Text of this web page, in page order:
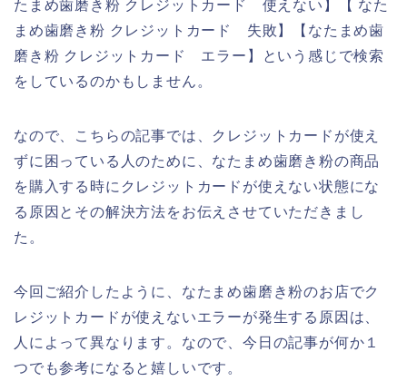
たまめ歯磨き粉 クレジットカード 使えない】【 なた
まめ歯磨き粉 クレジットカード 失敗】【なたまめ歯
磨き粉 クレジットカード エラー】という感じで検索
をしているのかもしません。
なので、こちらの記事では、クレジットカードが使え
ずに困っている人のために、なたまめ歯磨き粉の商品
を購入する時にクレジットカードが使えない状態にな
る原因とその解決方法をお伝えさせていただきまし
た。
今回ご紹介したように、なたまめ歯磨き粉のお店でク
レジットカードが使えないエラーが発生する原因は、
人によって異なります。なので、今日の記事が何か１
つでも参考になると嬉しいです。